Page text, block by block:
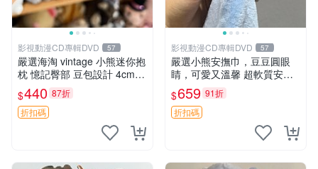
影視動漫CD專輯DVD 57
嚴選海淘 vintage 小熊迷你抱
枕 憶記臀部 豆包設計 4cm
高 推薦收藏 迷你豆包小熊、
高臀部、豆袋抱枕
$440 87折
折扣碼
影視動漫CD專輯DVD 57
嚴選小熊安撫巾，豆豆圓眼
睛，可愛又溫馨 超軟質安撫
巾，豆豆設計，哄睡好幫手
約克豆豆眼安撫巾 數碼豆豆
眼
$659 91折
折扣碼